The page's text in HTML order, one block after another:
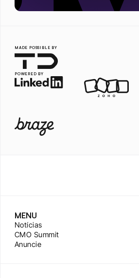
MADE POSSIBLE BY
POWERED BY
MENU
Notícias
CMO Summit
Anuncie